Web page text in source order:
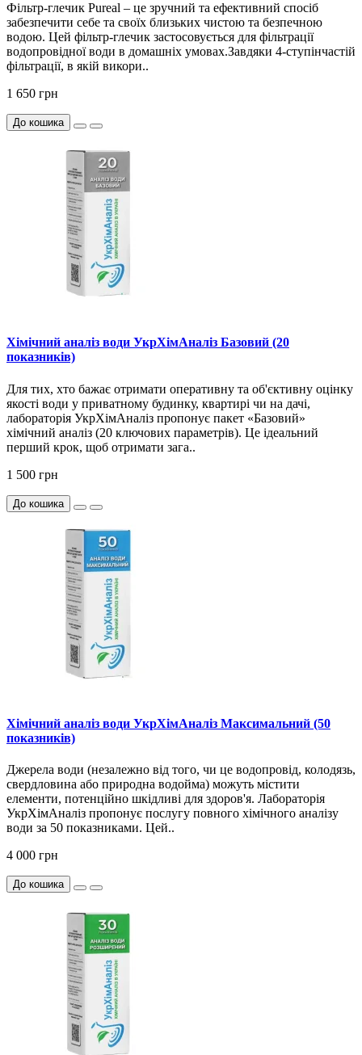
Фільтр-глечик Pureal – це зручний та ефективний спосіб
забезпечити себе та своїх близьких чистою та безпечною
водою. Цей фільтр-глечик застосовується для фільтрації
водопровідної води в домашніх умовах.Завдяки 4-ступінчастій
фільтрації, в якій викори..
1 650 грн
До кошика
Хімічний аналіз води УкрХімАналіз Базовий (20
показників)
Для тих, хто бажає отримати оперативну та об'єктивну оцінку
якості води у приватному будинку, квартирі чи на дачі,
лабораторія УкрХімАналіз пропонує пакет «Базовий»
хімічний аналіз (20 ключових параметрів). Це ідеальний
перший крок, щоб отримати зага..
1 500 грн
До кошика
Хімічний аналіз води УкрХімАналіз Максимальний (50
показників)
Джерела води (незалежно від того, чи це водопровід, колодязь,
свердловина або природна водойма) можуть містити
елементи, потенційно шкідливі для здоров'я. Лабораторія
УкрХімАналіз пропонує послугу повного хімічного аналізу
води за 50 показниками. Цей..
4 000 грн
До кошика